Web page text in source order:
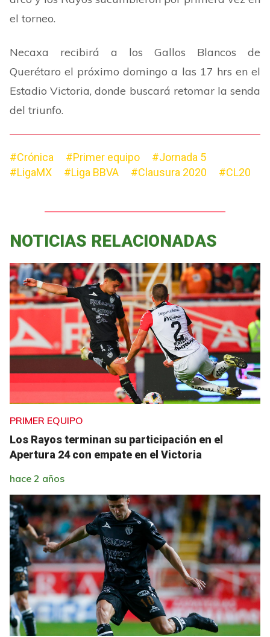
el torneo.
Necaxa recibirá a los Gallos Blancos de
Querétaro el próximo domingo a las 17 hrs en el
Estadio Victoria, donde buscará retomar la senda
del triunfo.
#Crónica #Primer equipo
#Jornada 5
#LigaMX
#Liga BBVA #Clausura 2020 #CL20
NOTICIAS RELACIONADAS
PRIMER EQUIPO
Los Rayos terminan su participación en el
Apertura 24 con empate en el Victoria
hace 2 años